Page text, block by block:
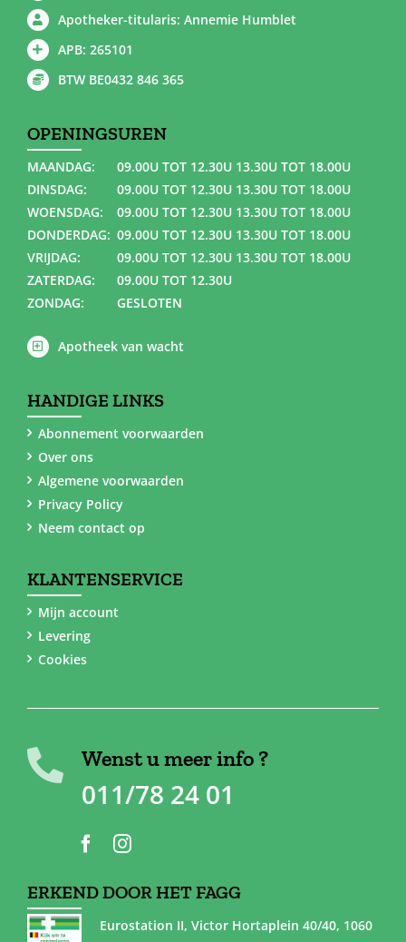
Apotheker-titularis: Annemie Humblet
APB: 265101
BTW BE0432 846 365
OPENINGSUREN
MAANDAG:
09.00U TOT 12.30U 13.30U TOT 18.00U
DINSDAG:
09.00U TOT 12.30U 13.30U TOT 18.00U
WOENSDAG:
09.00U TOT 12.30U 13.30U TOT 18.00U
DONDERDAG: 09.00U TOT 12.30U 13.30U TOT 18.00U
VRIJDAG:
09.00U TOT 12.30U 13.30U TOT 18.00U
ZATERDAG:
09.00U TOT 12.30U
ZONDAG:
GESLOTEN
Apotheek van wacht
HANDIGE LINKS
Abonnement voorwaarden
Over ons
Algemene voorwaarden
Privacy Policy
Neem contact op
KLANTENSERVICE
Mijn account
Levering
Cookies
Wenst u meer info ?
011/78 24 01
ERKEND DOOR HET FAGG
Eurostation II, Victor Hortaplein 40/40, 1060